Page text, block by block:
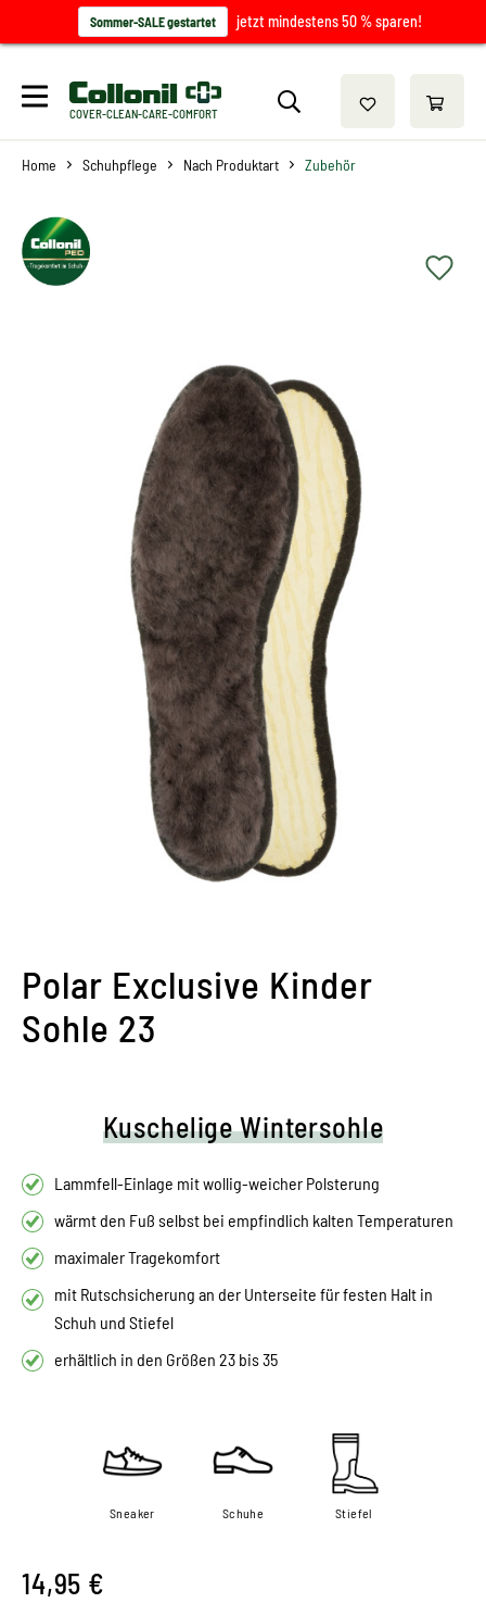
Sommer-SALE gestartet jetzt mindestens 50 % sparen!
COVER-CLEAN-CARE-COMFORT
Home Schuhpflege Nach Produktart Zubehör
Polar Exclusive Kinder
Sohle 23
Kuschelige Wintersohle
Lammfell-Einlage mit wollig-weicher Polsterung
wärmt den Fuß selbst bei empfindlich kalten Temperaturen
maximaler Tragekomfort
mit Rutschsicherung an der Unterseite für festen Halt in
Schuh und Stiefel
erhältlich in den Größen 23 bis 35
Sneaker Schuhe Stiefel
14,95 €